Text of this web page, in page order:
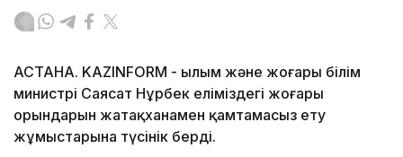
АСТАНА. KAZINFORM - Ғылым және жоғары білім
министрі Саясат Нұрбек еліміздегі жоғары
орындарын жатақханамен қамтамасыз ету
жұмыстарына түсінік берді.